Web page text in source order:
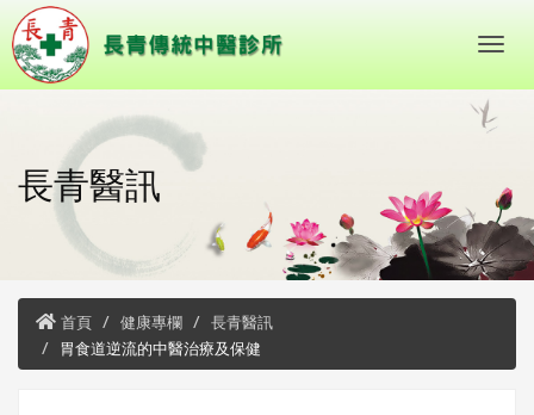
長青醫訊
首頁 健康專欄
長青醫訊
胃食道逆流的中醫治療及保健